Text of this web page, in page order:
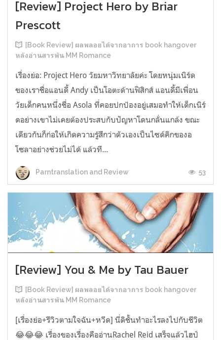
[Review] Project Hero by Briar
Prescott
[Book Review] ผลพลอยได้จากอาการ book hangover
หลังอ่านสารพัน MM Romance
เรื่องย่อ: Project Hero วัยมหาวิทยาลัยค่ะ โดยหนุ่มเนิร์ด
ของเราชื่อแอนดี้ Andy เป็นโอตะด้านฟิสิกส์ แอนดี้มีเพื่อน
วัยเด็กคนหนึ่งชื่อ Asola ที่คอยปกป้องอยู่เสมอทำให้เด็กเนิร์
ดอย่างเขาไม่เคยต้องประสบกับปัญหาโดนกลั่นแกล้ง ขณะ
เดียวกันก็ก่อให้เกิดความรู้สึกว่าตัวเองเป็นไซด์คิกของอ
โซลาอย่างช่วยไม่ได้ แล้วที...
Parntranslation and Review 53
[Review] You & Me by Tau Bauer
[Book Review] ผลพลอยได้จากอาการ book hangover
หลังอ่านสารพัน MM Romance
[เรื่องย่อ+รีวิวตามใจฉัน+หวีด] นี่ดิชั้นทำอะไรลงไปกับชีวิต
😂😂😂 เรื่องของเรื่องคืออ่านRachel Reid เสร็จแล้วไฮป์